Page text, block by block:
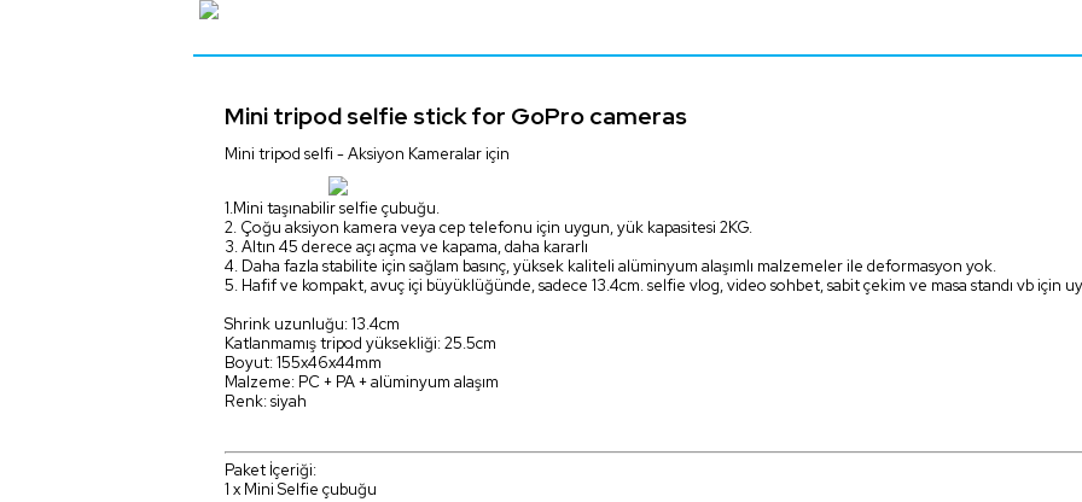
Mini tripod selfie stick for GoPro cameras
Mini tripod selfi - Aksiyon Kameralar için
1.Mini taşınabilir selfie çubuğu.
2. Çoğu aksiyon kamera veya cep telefonu için uygun, yük kapasitesi 2KG.
3. Altın 45 derece açı açma ve kapama, daha kararlı
4. Daha fazla stabilite için sağlam basınç, yüksek kaliteli alüminyum alaşımlı malzemeler ile deformasyon yok.
5. Hafif ve kompakt, avuç içi büyüklüğünde, sadece 13.4cm. selfie vlog, video sohbet, sabit çekim ve masa standı vb için
Shrink uzunluğu: 13.4cm
Katlanmamış tripod yüksekliği: 25.5cm
Boyut: 155x46x44mm
Malzeme: PC + PA + alüminyum alaşım
Renk: siyah
Paket İçeriği:
1 x Mini Selfie çubuğu